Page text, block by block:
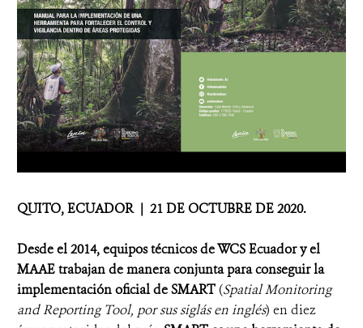
QUITO, ECUADOR | 21DE OCTUBRE DE 2020.
Desde el 2014, equipos técnicos de WCS Ecuador y el
MAAE trabajan de manera conjunta para conseguir la
implementación oficial de SMART (Spatial Monitoring
and Reporting Tool, por sus siglás en inglés) en diez